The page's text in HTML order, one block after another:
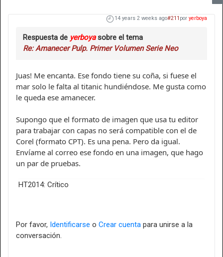
14 years 2 weeks ago#211 por yerboya
Respuesta de yerboyasobre el tema
Re: Amanecer Pulp. Primer Volumen Serie Neo
Juas! Me encanta. Ese fondo tiene su coña, si fuese el
mar solo le falta al titanic hundiéndose. Me gusta como
le queda ese amanecer.
Supongo que el formato de imagen que usa tu editor
para trabajar con capas no será compatible con el de
Corel (formato CPT). Es una pena. Pero da igual.
Envíame al correo ese fondo en una imagen, que hago
un par de pruebas.
HT2014: Crítico
Por favor, Identificarse o Crear cuenta para unirse a la
conversación.